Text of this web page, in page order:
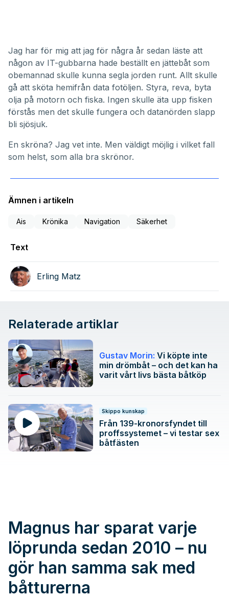
Jag har för mig att jag för några år sedan läste att
någon av IT-gubbarna hade beställt en jättebåt som
obemannad skulle kunna segla jorden runt. Allt skulle
gå att sköta hemifrån data fotöljen. Styra, reva, byta
olja på motorn och fiska. Ingen skulle äta upp fisken
förstås men det skulle fungera och datanörden slapp
bli sjösjuk.
En skröna? Jag vet inte. Men väldigt möjlig i vilket fall
som helst, som alla bra skrönor.
Ämnen i artikeln
Ais Krönika Navigation Säkerhet
Text
Erling Matz
Relaterade artiklar
Gustav Morin: Vi köpte inte
min drömbåt – och det kan ha
varit vårt livs bästa båtköp
Skippo kunskap
Från 139-kronorsfyndet till
proffssystemet – vi testar sex
båtfästen
Magnus har sparat varje
löprunda sedan 2010 – nu
gör han samma sak med
båtturerna